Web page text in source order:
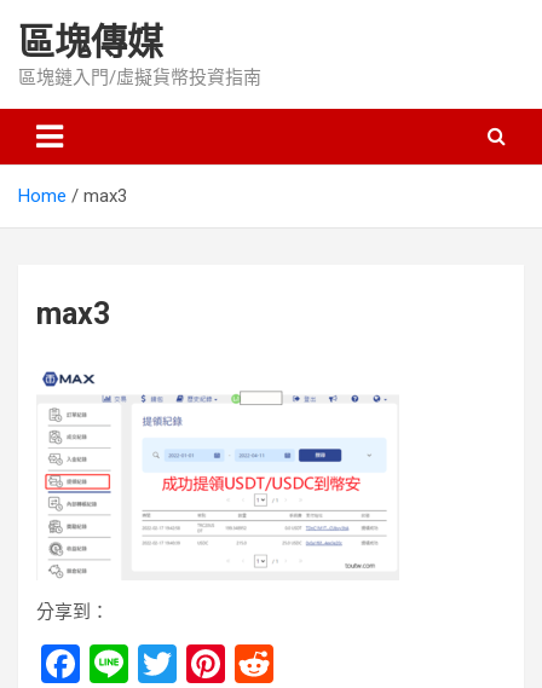
content
區塊傳媒
區塊鏈入門/虛擬貨幣投資指南
Home max3
max3
分享到：
F
Li
T
Pi